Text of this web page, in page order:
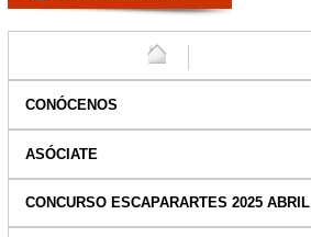
CONÓCENOS
ASÓCIATE
CONCURSO ESCAPARARTES 2025 ABRIL